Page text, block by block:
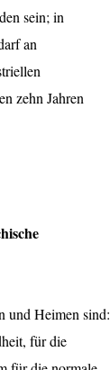
sein; in
an
zehn Jahren
und Heimen sind:
für die